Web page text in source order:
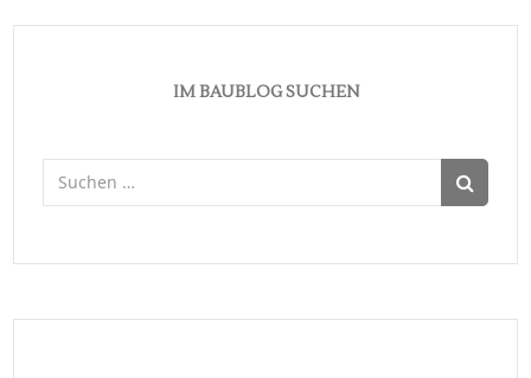
IM BAUBLOG SUCHEN
Suchen
nach: